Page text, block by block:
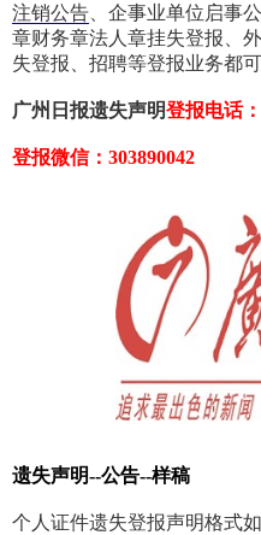
注销公告 、企事业单位启事
章财务章法人章挂失登报、
失登报、招聘等登报业务都
广州日报遗失声明登报电话
登报微信：303890042
遗失声明--公告--样稿
个人证件遗失登报声明格式如